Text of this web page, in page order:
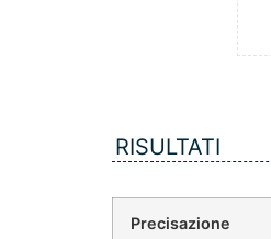
RISULTATI
Precisazione